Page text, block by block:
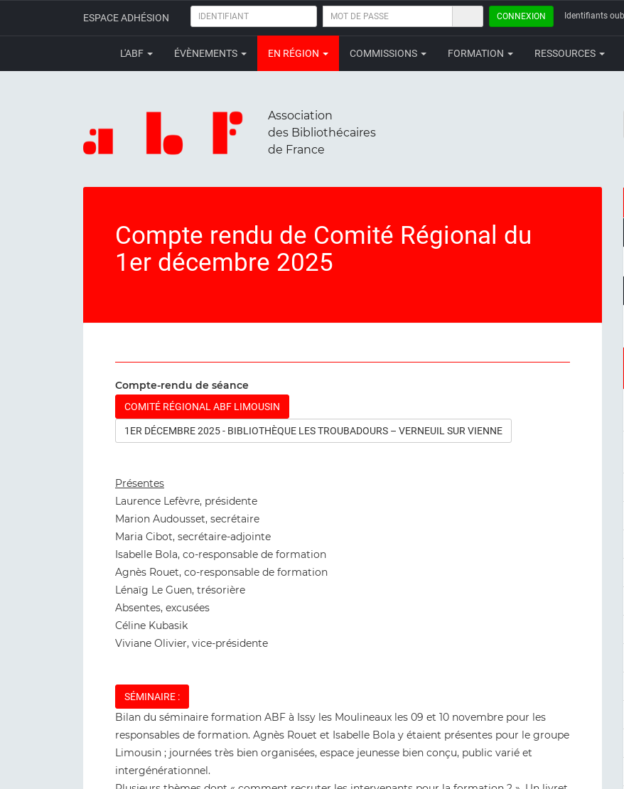
ESPACE ADHÉSION IDENTIFIANT
MOT
PASSE
CONNEXION Identifiants
L'ABF ÉVÈNEMENTS EN RÉGION COMMISSIONS FORMATION RESSOURCES
Association
des Bibliothécaires
de France
Compte rendu de Comité Régional du
1er décembre 2025
Compte-rendu de séance
COMITÉ RÉGIONAL ABF LIMOUSIN
1ER DÉCEMBRE 2025 - BIBLIOTHÈQUE LES TROUBADOURS – VERNEUIL SUR VIENNE
Présentes
Laurence Lefèvre, présidente
Marion Audousset, secrétaire
Maria Cibot, secrétaire-adjointe
Isabelle Bola, co-responsable de formation
Agnès Rouet, co-responsable de formation
Lénaïg Le Guen, trésorière
Absentes, excusées
Céline Kubasik
Viviane Olivier, vice-présidente
SÉMINAIRE :
Bilan du séminaire formation ABF à Issy les Moulineaux les 09 et 10 novembre pour les
responsables de formation. Agnès Rouet et Isabelle Bola y étaient présentes pour le groupe
Limousin ; journées très bien organisées, espace jeunesse bien conçu, public varié et
intergénérationnel.